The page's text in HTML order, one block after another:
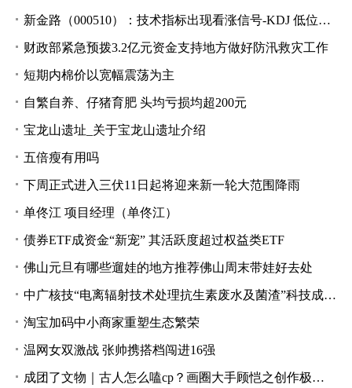
新金路（000510）：技术指标出现看涨信号-KDJ 低位金叉（07-10）
财政部紧急预拨3.2亿元资金支持地方做好防汛救灾工作
短期内棉价以宽幅震荡为主
自繁自养、仔猪育肥 头均亏损均超200元
宝龙山遗址_关于宝龙山遗址介绍
五倍瘦有用吗
下周正式进入三伏11日起将迎来新一轮大范围降雨
单佟江 项目经理（单佟江）
债券ETF成资金“新宠” 其活跃度超过权益类ETF
佛山元旦有哪些遛娃的地方推荐佛山周末带娃好去处
中广核技“电离辐射技术处理抗生素废水及菌渣”科技成果通过专家鉴定
淘宝加码中小商家重塑生态繁荣
温网女双激战 张帅携搭档闯进16强
成团了文物｜古人怎么嗑cp？画圈大手顾恺之创作极致东方美学